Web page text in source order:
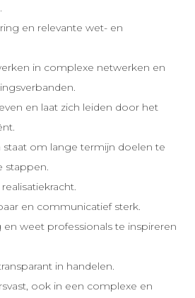
en relevante wet- en
in complexe netwerken en
en laat zich leiden door het
staat om lange termijn doelen te
stappen.
en communicatief sterk.
en weet professionals te inspireren
in handelen.
ook in een complexe en